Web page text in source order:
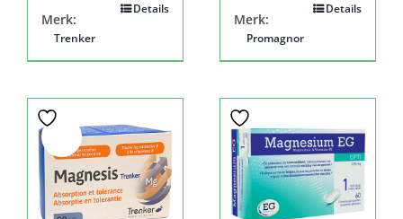
Details
Merk:
Trenker
Details
Merk:
Promagnor